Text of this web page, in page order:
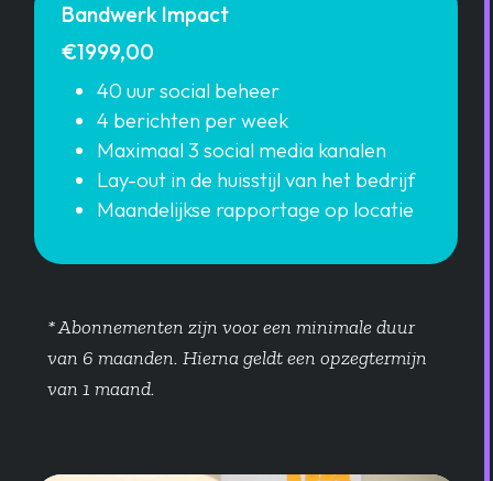
Bandwerk Impact
€1999,00
40 uur social beheer
4 berichten per week
Maximaal 3 social media kanalen
Lay-out in de huisstijl van het bedrijf
Maandelijkse rapportage op locatie
* Abonnementen zijn voor een minimale duur
van 6 maanden. Hierna geldt een opzegtermijn
van 1 maand.